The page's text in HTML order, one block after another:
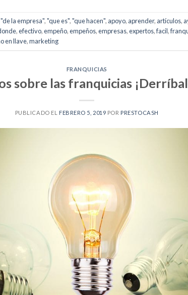
"de la empresa","que es","que hacen", apoyo, aprender, artículos,
,efectivo,empeño,empeños,empresas,expertos,facil,
en llave,marketing
FRANQUICIAS
sobre las franquicias
PUBLICADO EL FEBRERO 5, 2019 POR PRESTOCASH